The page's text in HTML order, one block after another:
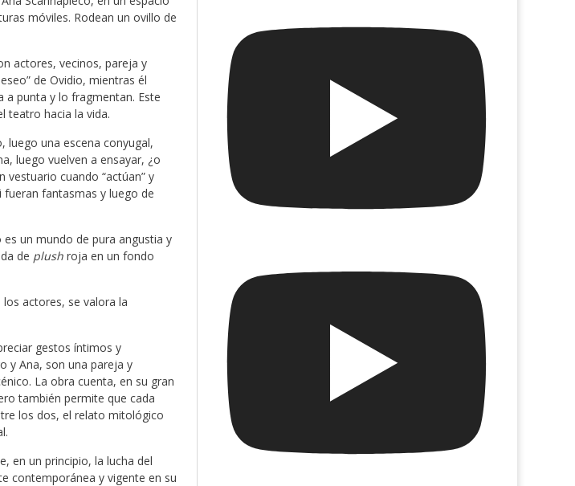
móviles. Rodean un ovillo de
actores, vecinos, pareja y
de Ovidio, mientras él
a punta y lo fragmentan. Este
teatro hacia la vida.
luego una escena conyugal,
luego vuelven a ensayar, ¿o
cuando “actúan” y
fueran fantasmas y luego de
un mundo de pura angustia y
de plush roja en un fondo
actores, se valora la
gestos íntimos y
y Ana, son una pareja y
La obra cuenta, en su gran
también permite que cada
los dos, el relato mitológico
en un principio, la lucha del
contemporánea y vigente en su